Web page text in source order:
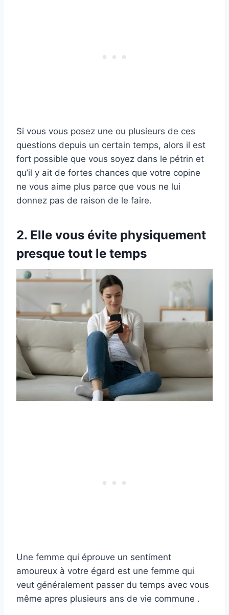
Si vous vous posez une ou plusieurs de ces
questions depuis un certain temps, alors il est
fort possible que vous soyez dans le pétrin et
qu’il y ait de fortes chances que votre copine
ne vous aime plus parce que vous ne lui
donnez pas de raison de le faire.
2. Elle vous évite physiquement
presque tout le temps
Une femme qui éprouve un sentiment
amoureux à votre égard est une femme qui
veut généralement passer du temps avec vous
même apres plusieurs ans de vie commune .